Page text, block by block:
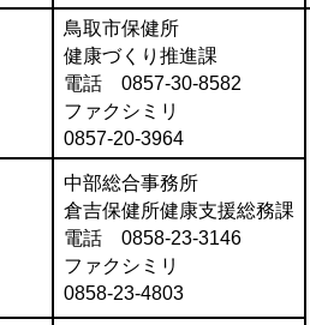
鳥取市保健所
健康づくり推進課
電話 0857-30-8582
ファクシミリ
0857-20-3964
中部総合事務所
倉吉保健所健康支援総務課
電話 0858-23-3146
ファクシミリ
0858-23-4803